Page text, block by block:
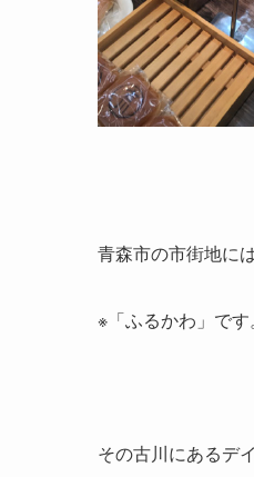
青森市の市街地に
※「ふるかわ」です
その古川にあるデ